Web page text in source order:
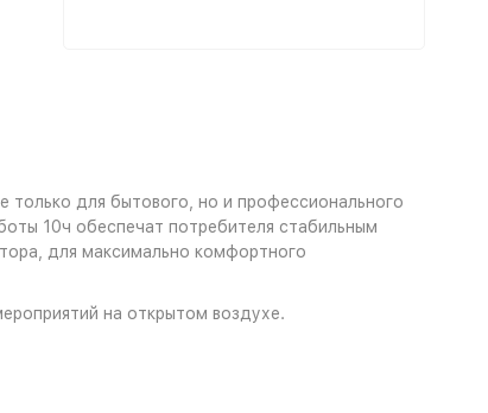
для бытового, но и профессионального
10ч обеспечат потребителя стабильным
для максимально комфортного
на открытом воздухе.